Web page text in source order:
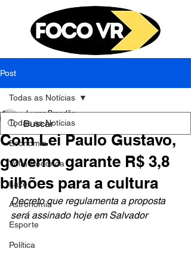
Post
Todas as Notícias
Economia
Volta Redonda
Lazer
Astronomia
Esporte
Política
Todas as Notícias
Com Lei Paulo Gustavo,
governo garante R$ 3,8
bilhões para a cultura
Lucas Brandão
11 de mai. de 2023
Decreto que regulamenta a proposta
será assinado hoje em Salvador